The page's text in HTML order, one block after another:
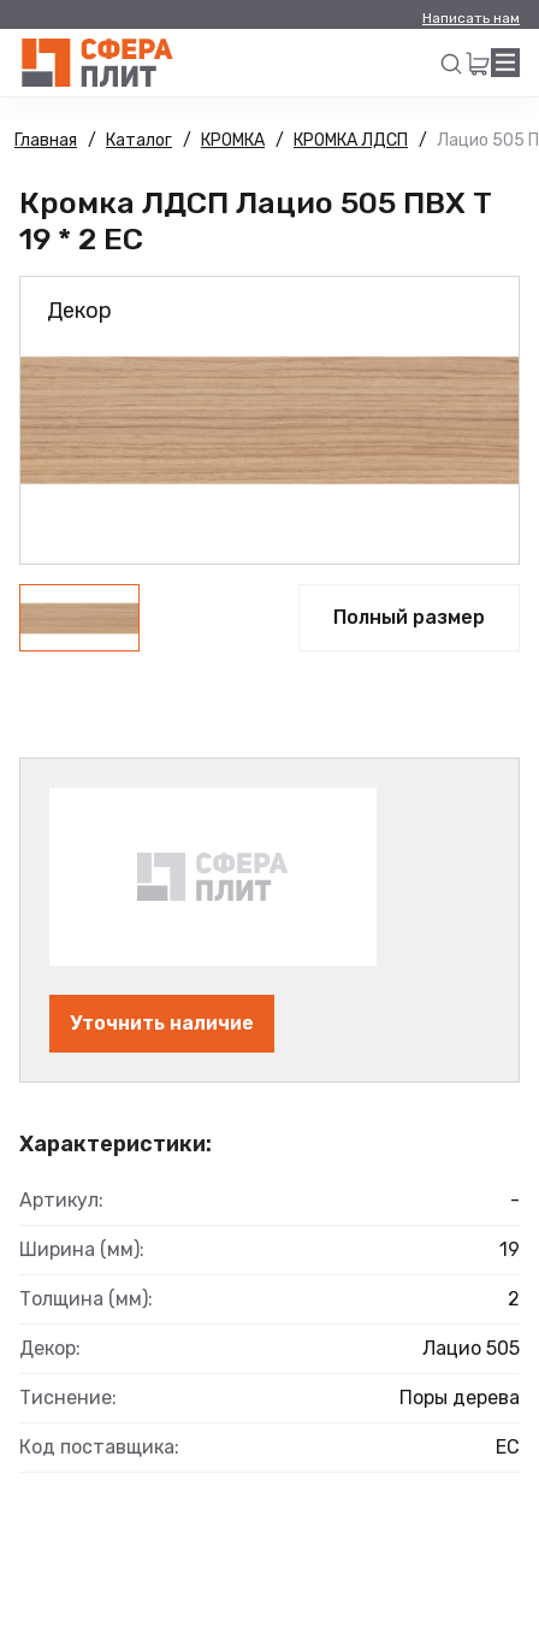
Написать нам
Искать
Главная Каталог КРОМКА КРОМКА ЛДСП Лацио 505
Кромка ЛДСП Лацио 505 ПВХ Т
19 * 2 ЕС
Декор
Полный размер
Характеристики:
Артикул: -
Ширина (мм): 19
Толщина (мм): 2
Декор: Лацио 505
Тиснение: Поры дерева
Код поставщика: ЕС
Уточнить наличие